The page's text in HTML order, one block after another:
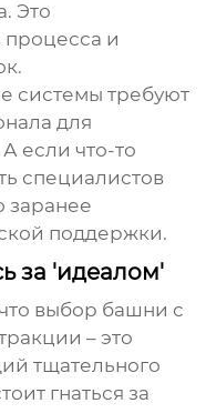
Это
процесса и
системы требуют
для
если что-то
специалистов
заранее
поддержки.
за 'идеалом'
выбор башни с
– это
тщательного
гнаться за